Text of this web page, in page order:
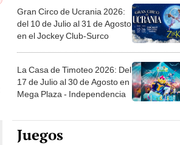
Gran Circo de Ucrania 2026:
del 10 de Julio al 31 de Agosto
en el Jockey Club-Surco
La Casa de Timoteo 2026: Del
17 de Julio al 30 de Agosto en
Mega Plaza - Independencia
Juegos